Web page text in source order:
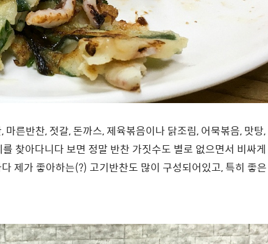
른반찬, 젓갈, 돈까스, 제육볶음이나 닭조림, 어묵볶음, 맛탕,
찾아다니다 보면 정말 반찬 가짓수도 별로 없으면서 비싸게
제가 좋아하는(?) 고기반찬도 많이 구성되어있고, 특히 좋은